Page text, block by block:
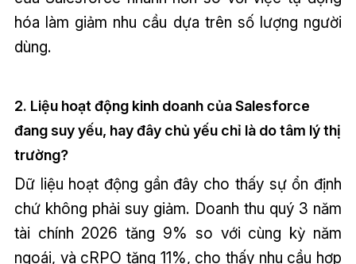
hóa làm giảm nhu cầu dựa trên số lượng người
dùng.
2. Liệu hoạt động kinh doanh của Salesforce
đang suy yếu, hay đây chủ yếu chỉ là do tâm lý thị
trường?
Dữ liệu hoạt động gần đây cho thấy sự ổn định
chứ không phải suy giảm. Doanh thu quý 3 năm
tài chính 2026 tăng 9% so với cùng kỳ năm
ngoái, và cRPO tăng 11%, cho thấy nhu cầu hợp